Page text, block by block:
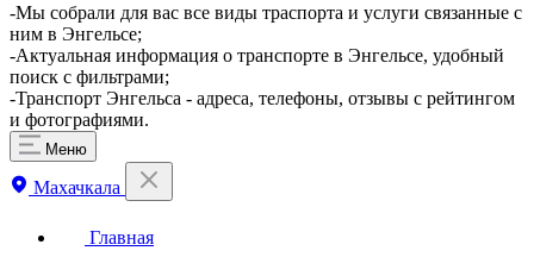
-Мы собрали для вас все виды траспорта и услуги связанные с
ним в Энгельсе;
-Актуальная информация о транспорте в Энгельсе, удобный
поиск с фильтрами;
-Транспорт Энгельса - адреса, телефоны, отзывы с рейтингом
и фотографиями.
Меню
Махачкала
Главная